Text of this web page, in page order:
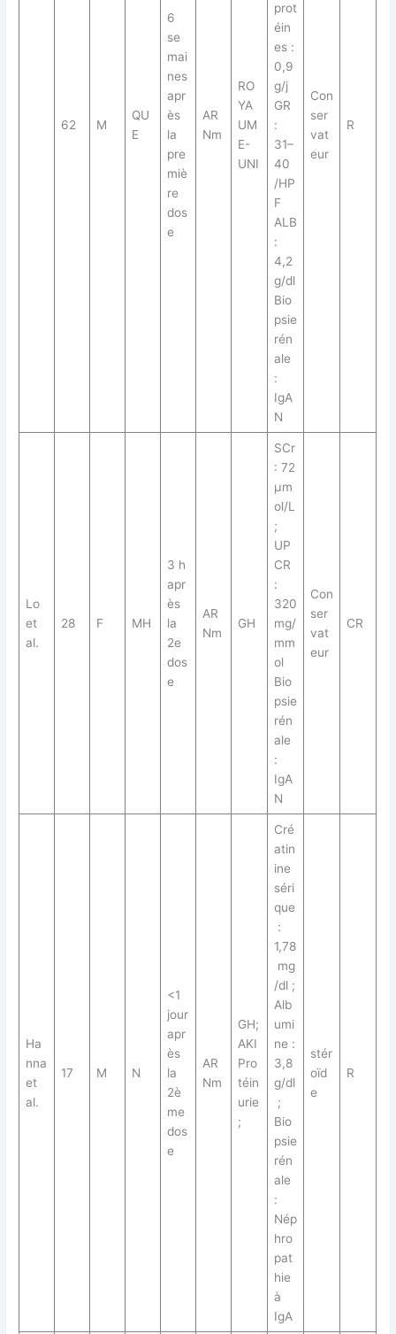
62 M
QU
E
6
se
mai
nes
apr
ès
la
pre
miè
re
dos
e
AR
Nm
RO
YA
UM
E-
UNI
prot
éin
es :
0,9
g/j
GR
:
31–
40
/HP
F
ALB
:
4,2
g/dl
Bio
psie
rén
ale
:
IgA
N
Con
ser
vat
eur
R
Lo
et
al.
28 F MH
3 h
apr
ès
la
2e
dos
e
AR
Nm
GH
SCr
: 72
μm
ol/L
;
UP
CR
:
320
mg/
mm
ol
Bio
psie
rén
ale
:
IgA
N
Con
ser
vat
eur
CR
Ha
nna
et
al.
17 M N
<1
jour
apr
ès
la
2è
me
dos
e
AR
Nm
GH;
AKI
Pro
téin
urie
;
Cré
atin
ine
séri
que
:
1,78
mg
/dl ;
Alb
umi
ne :
3,8
g/dl
;
Bio
psie
rén
ale
:
Nép
hro
pat
hie
à
IgA
stér
oïd
e
R